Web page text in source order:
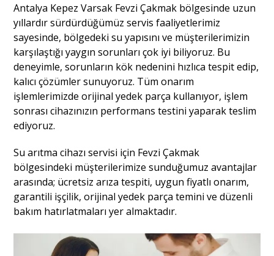
Antalya Kepez Varsak Fevzi Çakmak bölgesinde uzun
yıllardır sürdürdüğümüz servis faaliyetlerimiz
sayesinde, bölgedeki su yapısını ve müşterilerimizin
karşılaştığı yaygın sorunları çok iyi biliyoruz. Bu
deneyimle, sorunların kök nedenini hızlıca tespit edip,
kalıcı çözümler sunuyoruz. Tüm onarım
işlemlerimizde orijinal yedek parça kullanıyor, işlem
sonrası cihazınızın performans testini yaparak teslim
ediyoruz.
Su arıtma cihazı servisi için Fevzi Çakmak
bölgesindeki müşterilerimize sunduğumuz avantajlar
arasında; ücretsiz arıza tespiti, uygun fiyatlı onarım,
garantili işçilik, orijinal yedek parça temini ve düzenli
bakım hatırlatmaları yer almaktadır.